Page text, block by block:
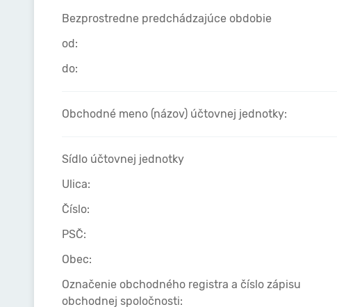
Bezprostredne predchádzajúce obdobie
od:
do:
Obchodné meno (názov) účtovnej jednotky:
Sídlo účtovnej jednotky
Ulica:
Číslo:
PSČ:
Obec:
Označenie obchodného registra a číslo zápisu
obchodnej spoločnosti: